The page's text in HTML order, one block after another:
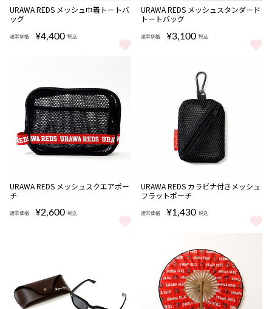
URAWA REDS メッシュ巾着トートバ
ッグ
通常価格 ¥4,400 税込
URAWA REDS メッシュ巾着トートバッグ をもっと見る
URAWA REDS メッシュスタンダード
トートバッグ
通常価格 ¥3,100 税込
URAWA REDS メッシュスタン
URAWA REDS メッシュスクエアポー
チ
通常価格 ¥2,600 税込
URAWA REDS メッシュスクエアポーチ をもっと見る
URAWA REDS カラビナ付きメッシュ
フラットポーチ
通常価格 ¥1,430 税込
URAWA REDS カラビナ付きメ